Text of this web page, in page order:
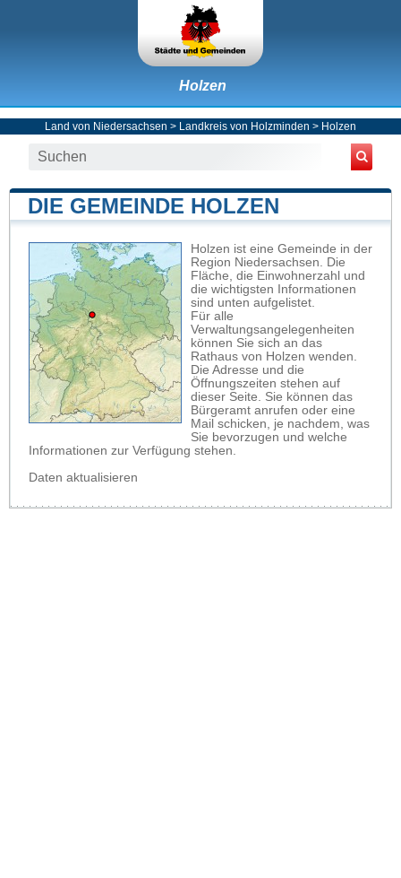
Holzen
Land von Niedersachsen > Landkreis von Holzminden > Holzen
DIE GEMEINDE HOLZEN
Holzen ist eine Gemeinde in der
Region Niedersachsen. Die
Fläche, die Einwohnerzahl und
die wichtigsten Informationen
sind unten aufgelistet.
Für alle
Verwaltungsangelegenheiten
können Sie sich an das
Rathaus von Holzen wenden.
Die Adresse und die
Öffnungszeiten stehen auf
dieser Seite. Sie können das
Bürgeramt anrufen oder eine
Mail schicken, je nachdem, was
Sie bevorzugen und welche
Informationen zur Verfügung stehen.
Daten aktualisieren